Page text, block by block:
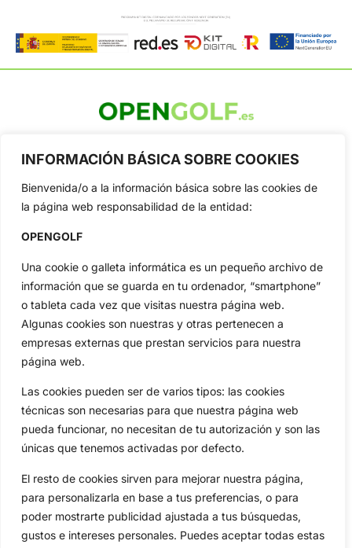
INFORMACIÓN BÁSICA SOBRE COOKIES
Bienvenida/o a la información básica sobre las cookies de
la página web responsabilidad de la entidad:
OPENGOLF
Una cookie o galleta informática es un pequeño archivo de
información que se guarda en tu ordenador, “smartphone”
o tableta cada vez que visitas nuestra página web.
Algunas cookies son nuestras y otras pertenecen a
empresas externas que prestan servicios para nuestra
página web.
Las cookies pueden ser de varios tipos: las cookies
técnicas son necesarias para que nuestra página web
pueda funcionar, no necesitan de tu autorización y son las
únicas que tenemos activadas por defecto.
El resto de cookies sirven para mejorar nuestra página,
para personalizarla en base a tus preferencias, o para
poder mostrarte publicidad ajustada a tus búsquedas,
gustos e intereses personales. Puedes aceptar todas estas
profesional y amateur, resultados en directo, vídeos, noticias,
Jon Rahm, LIV Golf, PGA Tour, Ryder Cup, DP World Tour, LPGA
Tour...
Categorias
Amateurs
Circuitos
Reglas
Vídeos
De Interés
Compañía
Aviso Legal
Política de Cookies
Publicidad
Newsletters
Copyright © 2025 OpenGolf | Diseño por TecnoQuatre